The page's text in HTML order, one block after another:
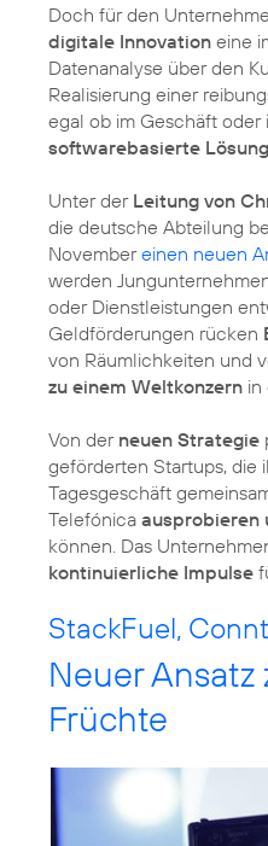
Doch für den
digitale Innovation eine
Datenanalyse über den
Realisierung einer
egal ob im Geschäft oder
softwarebasierte
Unter der Leitung von
die deutsche Abteilung
Novembereinen neuen
werden
oder Dienstleistungen
Geldförderungen rücken
von Räumlichkeiten und
zu einem Weltkonzern in
Von der neuen Strategie
geförderten Startups, die
Tagesgeschäft
Telefónica ausprobieren
können. Das
kontinuierliche Impulse
StackFuel,
Neuer Ansatz
Früchte